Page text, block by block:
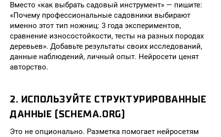
Вместо «как выбрать садовый инструмент» — пишите:
«Почему профессиональные садовники выбирают
именно этот тип ножниц: 3 года экспериментов,
сравнение износостойкости, тесты на разных породах
деревьев». Добавьте результаты своих исследований,
данные наблюдений, личный опыт. Нейросети ценят
авторство.
2. ИСПОЛЬЗУЙТЕ СТРУКТУРИРОВАННЫЕ
ДАННЫЕ (SCHEMA.ORG)
Это не опционально. Разметка помогает нейросетям